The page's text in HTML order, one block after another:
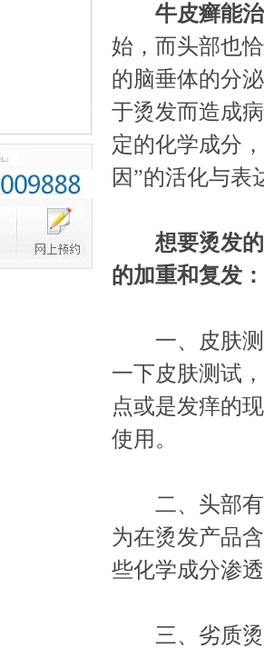
牛皮癣能
始，而头部也
的脑垂体的分
于烫发而造成
定的化学成分
因”的活化与表
想要烫发
的加重和复发：
一、皮肤测
一下皮肤测试
点或是发痒的
使用。
二、头部有
为在烫发产品
些化学成分渗
三、劣质烫